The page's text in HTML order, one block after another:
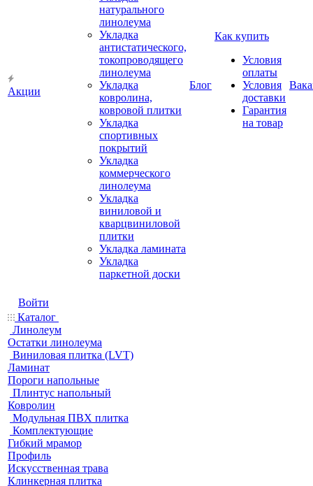
Акции
натурального
линолеума
Укладка
антистатического,
токопроводящего
линолеума
Укладка
ковролина,
ковровой плитки
Укладка
спортивных
покрытий
Укладка
коммерческого
линолеума
Укладка
виниловой и
кварцвиниловой
плитки
Укладка ламината
Укладка
паркетной доски
Блог
Как купить
Условия
оплаты
Условия
доставки
Гарантия
на товар
Войти
Каталог
Линолеум
Остатки линолеума
Виниловая плитка (LVT)
Ламинат
Пороги напольные
Плинтус напольный
Ковролин
Модульная ПВХ плитка
Комплектующие
Гибкий мрамор
Профиль
Искусственная трава
Клинкерная плитка